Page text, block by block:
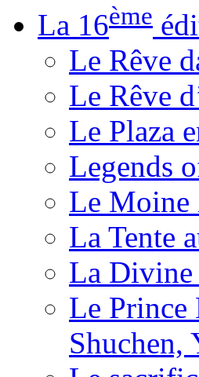
La 16ème
Le Rêve
Le Rêve
Le Plaza
Legends
Le Moine
La Tente
La Divine
Le Prince